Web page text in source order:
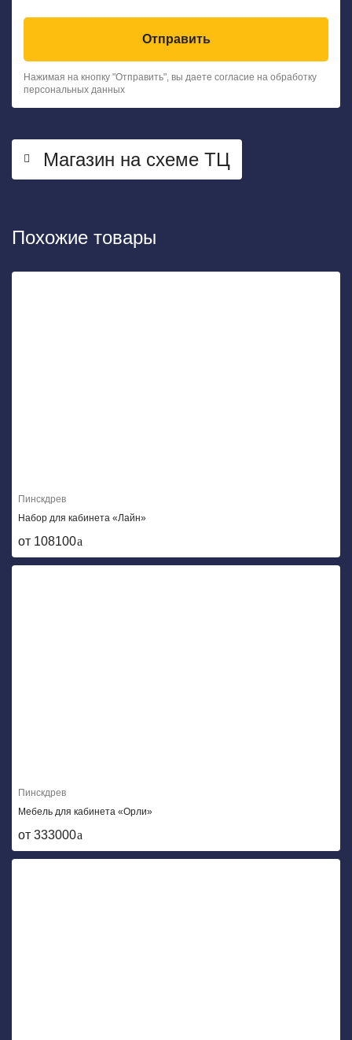
Отправить
Нажимая на кнопку "Отправить", вы даете согласие на обработку
персональных данных
Магазин на схеме ТЦ
Похожие товары
Пинскдрев
Набор для кабинета «Лайн»
от 108100
Пинскдрев
Мебель для кабинета «Орли»
от 333000